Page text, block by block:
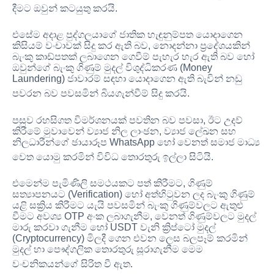
දීමට ඔවුන් කටයුතු කරයි.
එසේම අදාළ පුද්ගලයාගේ ජාතික හැඳුනුම්පත යොදාගෙන
කිසියම් වංචාවක් සිදු කර ඇති බව, නොදන්නා ප්‍රදේශයකින්
බැංකු කාඩ්පතක් ලබාගෙන ගෙවීම් පැහැර හැර ඇති බව හෝ
ඔවුන්ගේ බැංකු ගිණුම් මුදල් විශුද්ධිකරණ (Money
Laundering) ජාවාරම් සඳහා යොදාගෙන ඇති බැවින් නඩු
පවරන බව පවසමින් බියගැන්වීම් සිදු කරයි.
පසුව රහසිගත විමර්ශනයක් පවතින බව පවසා, ඊට උදව්
කිරීමේ මුවාවෙන් ව්‍යාජ නිල ලාංඡන, ව්‍යාජ ලේඛන සහ
නිලධාරීන්ගේ ඡායාරූප WhatsApp හෝ වෙනත් සමාජ මාධ්‍ය
වෙත යොමු කරමින් විවිධ තොරතුරු ඉල්ලා සිටියි.
එමෙන්ම පැමිණිලි සමථයකට පත් කිරීමට, ගිණුම්
සත්‍යාපනයට (Verification) හෝ අත්හිටුවන ලද බැංකු ගිණුම්
යළි සක්‍රිය කිරීමට යැයි පවසමින් බැංකු ගිණුම්වලට ඇතුළු
වීමට අවශ්‍ය OTP අංක ලබාගැනීම, වෙනත් ගිණුම්වලට මුදල්
මාරු කරවා ගැනීම හෝ USDT වැනි ක්‍රිප්ටෝ මුදල්
(Cryptocurrency) මිලදී ගෙන එවන ලෙස බලපෑම් කරමින්
මුදල් හා පෞද්ගලික තොරතුරු සූරාගැනීම මෙම
වංචනිකයන්ගේ සිරිත වී ඇත.